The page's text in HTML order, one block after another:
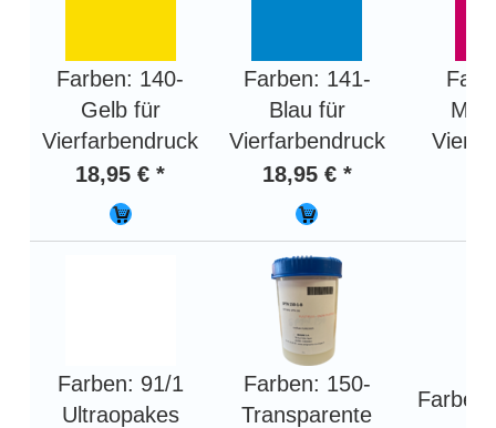
Farben: 140-
Gelb für
Vierfarbendruck
18,95 € *
Farben: 141-
Blau für
Vierfarbendruck
18,95 € *
Farben: 91/1
Ultraopakes
Farben: 150-
Transparente